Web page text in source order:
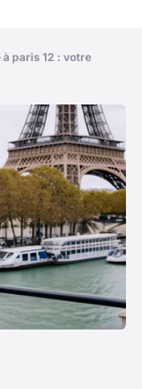
paris 12 : votre